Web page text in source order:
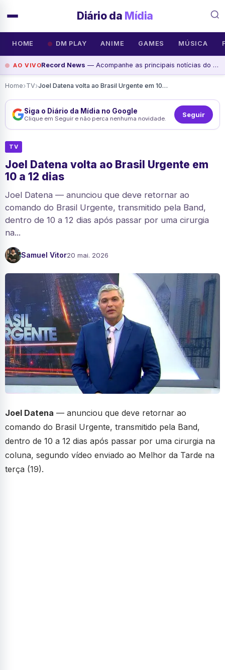
Diário da Mídia
HOME DM PLAY ANIME GAMES MÚSICA
AO VIVORecord News — Acompanhe as principais notícias do dia na Record News, assista agora
Home›TV› Joel Datena volta ao Brasil Urgente em 10 a 12 dias
Siga o Diário da Mídia no Google
Clique em Seguir e não perca nenhuma novidade. Seguir
TV
Joel Datena volta ao Brasil Urgente em
10 a 12 dias
Joel Datena — anunciou que deve retornar ao
comando do Brasil Urgente, transmitido pela Band,
dentro de 10 a 12 dias após passar por uma cirurgia
na...
Samuel Vitor20 mai. 2026
Joel Datena — anunciou que deve retornar ao
comando do Brasil Urgente, transmitido pela Band,
dentro de 10 a 12 dias após passar por uma cirurgia na
coluna, segundo vídeo enviado ao Melhor da Tarde na
terça (19).